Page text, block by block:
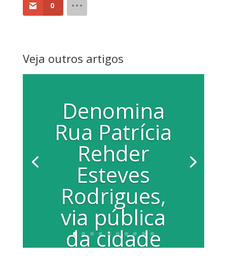
0
Veja outros artigos
Denomina
Rua Patrícia
Rehder
Esteves
Rodrigues,
via pública
da cidade